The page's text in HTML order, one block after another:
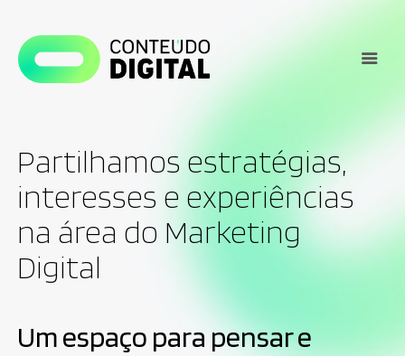
Partilhamos estratégias,
interesses e experiências
na área do Marketing
Digital
Um espaço para pensar e